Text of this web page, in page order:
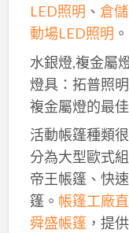
LED照明 、 倉
動場LED照明 。
水銀燈,複金屬
燈具：拓普照
複金屬燈的最
活動帳篷種類
分為大型歐式
帝王帳篷、快
篷。 帳篷工廠
舜盛帳篷，提